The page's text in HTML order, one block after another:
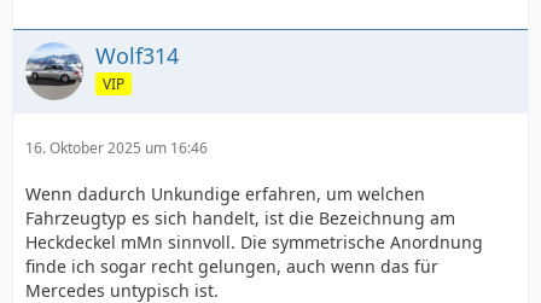
Wolf314
VIP
16. Oktober 2025 um 16:46
Wenn dadurch Unkundige erfahren, um welchen
Fahrzeugtyp es sich handelt, ist die Bezeichnung am
Heckdeckel mMn sinnvoll. Die symmetrische Anordnung
finde ich sogar recht gelungen, auch wenn das für
Mercedes untypisch ist.